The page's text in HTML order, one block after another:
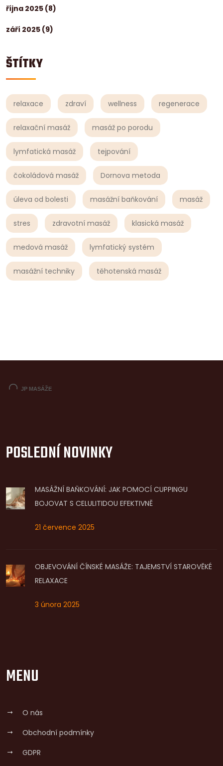
října 2025 (8)
září 2025 (9)
ŠTÍTKY
relaxace zdraví wellness regenerace
relaxační masáž masáž po porodu
lymfatická masáž tejpování
čokoládová masáž Dornova metoda
úleva od bolesti masážní baňkování masáž
stres zdravotní masáž klasická masáž
medová masáž lymfatický systém
masážní techniky těhotenská masáž
POSLEDNÍ NOVINKY
MASÁŽNÍ BAŇKOVÁNÍ: JAK POMOCÍ CUPPINGU
BOJOVAT S CELULITIDOU EFEKTIVNĚ
21 července 2025
OBJEVOVÁNÍ ČÍNSKÉ MASÁŽE: TAJEMSTVÍ STAROVĚKÉ
RELAXACE
3 února 2025
MENU
O nás
Obchodní podmínky
GDPR